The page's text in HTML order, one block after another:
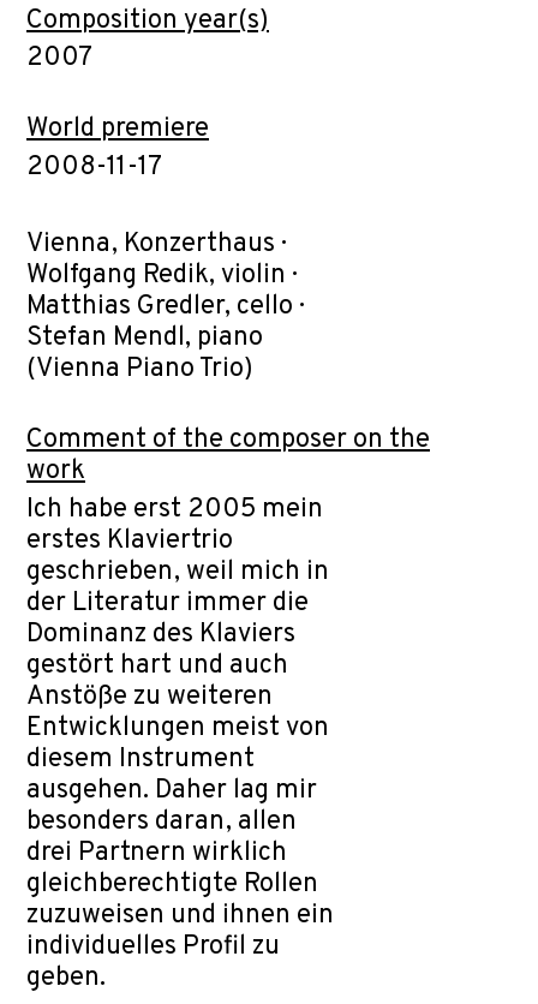
Composition year(s)
2007
World premiere
2008-11-17
Vienna, Konzerthaus ·
Wolfgang Redik, violin ·
Matthias Gredler, cello ·
Stefan Mendl, piano
(Vienna Piano Trio)
Comment of the composer on the
work
Ich habe erst 2005 mein
erstes Klaviertrio
geschrieben, weil mich in
der Literatur immer die
Dominanz des Klaviers
gestört hart und auch
Anstöße zu weiteren
Entwicklungen meist von
diesem Instrument
ausgehen. Daher lag mir
besonders daran, allen
drei Partnern wirklich
gleichberechtigte Rollen
zuzuweisen und ihnen ein
individuelles Profil zu
geben.